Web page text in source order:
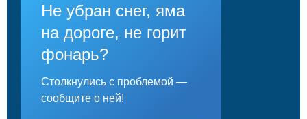
Не убран снег, яма
на дороге, не горит
фонарь?
Столкнулись с проблемой —
сообщите о ней!